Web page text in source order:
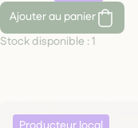
Ajouter
au panier
Stock disponible :1